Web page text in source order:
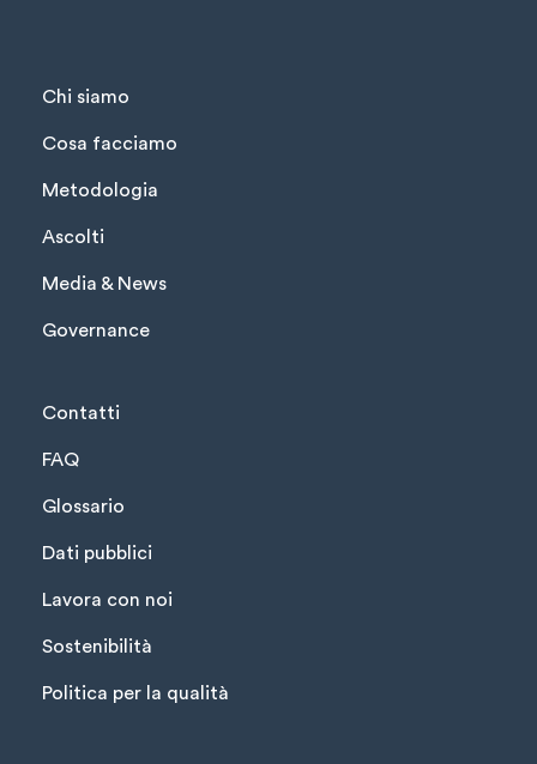
Chi siamo
Cosa facciamo
Metodologia
Ascolti
Media & News
Governance
Contatti
FAQ
Glossario
Dati pubblici
Lavora con noi
Sostenibilità
Politica per la qualità